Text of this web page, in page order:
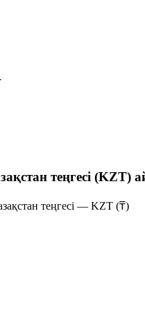
теңгесі (KZT)
теңгесі — KZT (₸)